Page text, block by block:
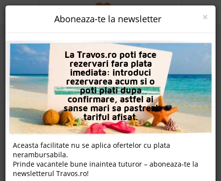
Grand Hotel Sunny Beach
Nota
8.6 8.2
1126
evaluari
8.1
924
evaluari
846
evaluari
PROMO
CAUTA REZERVARE
OFERTA PERSONALIZATA
DESPRE NOI
LOGIN
CAZARE
CHARTER AVION
CAZARE + AUTOCAR
×
Aboneaza-te la newsletter
La Travos.ro poti face
rezervari fara plata
imediata: introduci
rezervarea acum si o
poti plati dupa
confirmare, astfel ai
sanse mari sa pastrezi
tariful afisat.
Aceasta facilitate nu se aplica ofertelor cu plata
nerambursabila.
Prinde vacantele bune inaintea tuturor – aboneaza-te la
newsletterul Travos.ro!